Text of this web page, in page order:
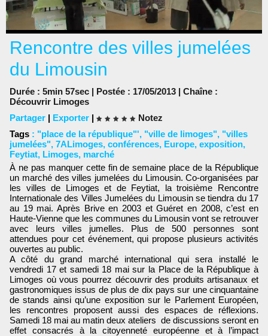
Rencontre des villes jumelées
du Limousin
Durée : 5min 57sec | Postée : 17/05/2013 | Chaîne :
Découvrir Limoges
Partager | Exporter |
Notez
Tags : "place de la république"', "ville de limoges", "villes
jumelées", 7ALimoges, conférences, Europe, exposition,
Feytiat, Limoges, marché
À ne pas manquer cette fin de semaine place de la République
un marché des villes jumelées du Limousin. Co-organisées par
les villes de Limoges et de Feytiat, la troisième Rencontre
Internationale des Villes Jumelées du Limousin se tiendra du 17
au 19 mai. Après Brive en 2003 et Guéret en 2008, c’est en
Haute-Vienne que les communes du Limousin vont se retrouver
avec leurs villes jumelles. Plus de 500 personnes sont
attendues pour cet événement, qui propose plusieurs activités
ouvertes au public.
A côté du grand marché international qui sera installé le
vendredi 17 et samedi 18 mai sur la Place de la République à
Limoges où vous pourrez découvrir des produits artisanaux et
gastronomiques issus de plus de dix pays sur une cinquantaine
de stands ainsi qu’une exposition sur le Parlement Européen,
les rencontres proposent aussi des espaces de réflexions.
Samedi 18 mai au matin deux ateliers de discussions seront en
effet consacrés à la citoyenneté européenne et à l’impact